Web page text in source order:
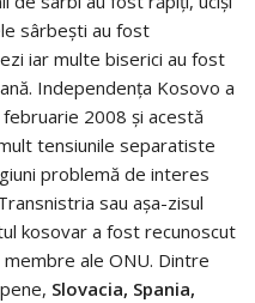
sârbeşti au fost
iar multe biserici au fost
Independenţa Kosovo a
2008 şi acestă
tensiunile separatiste
problemă de interes
sau aşa-zisul
kosovar a fost recunoscut
ale ONU. Dintre
Slovacia, Spania,